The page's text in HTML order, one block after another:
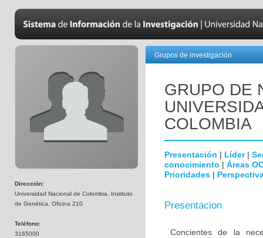
Dirección:
Universidad Nacional de Colombia, Instituto
de Genética, Oficina 210
Teléfono:
3165000
Grupos de investigación
GRUPO DE
COLOMBIA
Presentación | Líder|
conocimiento | Áreas
Prioridades |
Presentacion
Concientes de la